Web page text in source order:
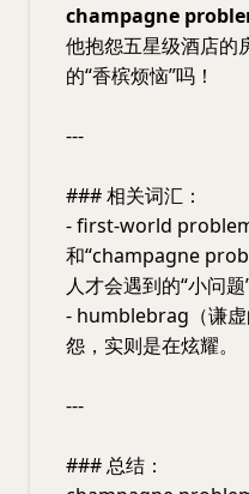
champagne
他抱怨五星级酒店
的“香槟烦恼”吗！
---
### 相关词汇：
- first-world
和“champagne
人才会遇到的“小问题”
- humblebrag（谦
怨，实则是在炫耀。
---
### 总结：